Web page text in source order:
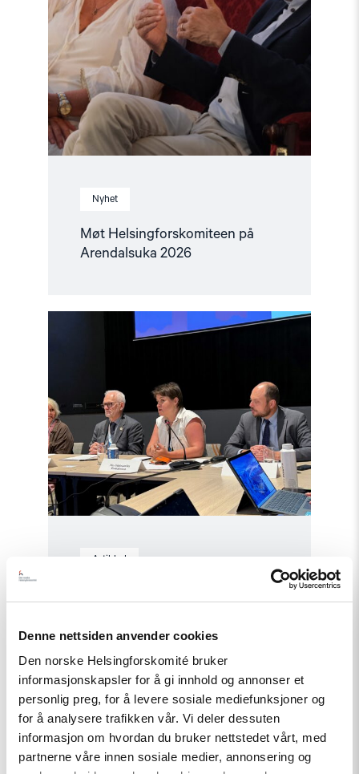
Denne nettsiden anvender cookies
Den norske Helsingforskomité bruker
informasjonskapsler for å gi innhold og annonser et
personlig preg, for å levere sosiale mediefunksjoner og
for å analysere trafikken vår. Vi deler dessuten
informasjon om hvordan du bruker nettstedet vårt, med
partnerne våre innen sosiale medier, annonsering og
Nyhet
Møt Helsingforskomiteen på
Arendalsuka 2026
Artikkel
article
Haag
til
«People
First»"
Read
"Helsingforskomiteen
med
nytt
for